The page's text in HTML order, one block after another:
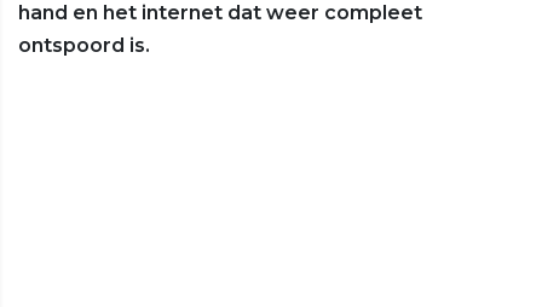
hand en het internet dat weer compleet
ontspoord is.